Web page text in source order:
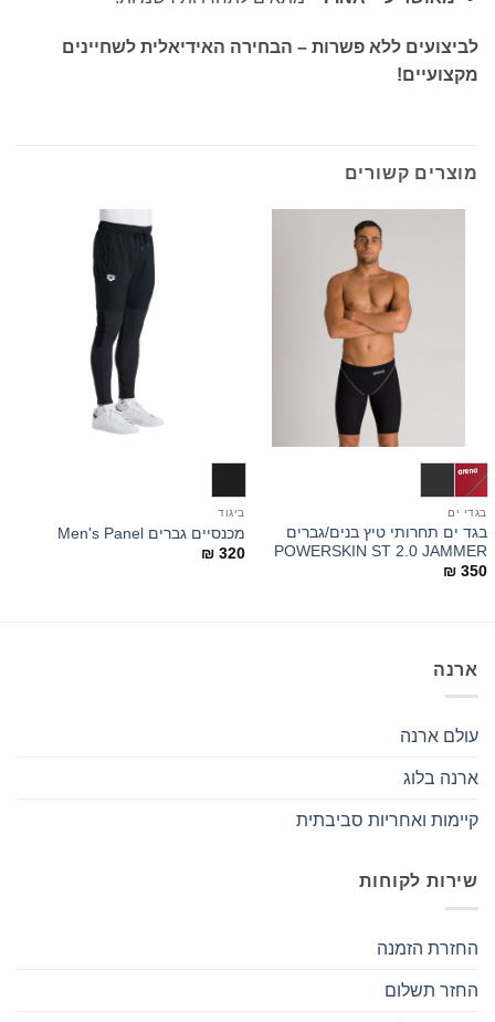
לביצועים ללא פשרות – הבחירה האידיאלית לשחיינים
מקצועיים!
מוצרים קשורים
בגדי ים
בגד ים תחרותי טיץ בנים/גברים
POWERSKIN ST 2.0 JAMMER
₪ 350
ביגוד
מכנסיים גברים Men's Panel
₪ 320
ארנה
עולם ארנה
ארנה בלוג
קיימות ואחריות סביבתית
שירות לקוחות
החזרת הזמנה
החזר תשלום